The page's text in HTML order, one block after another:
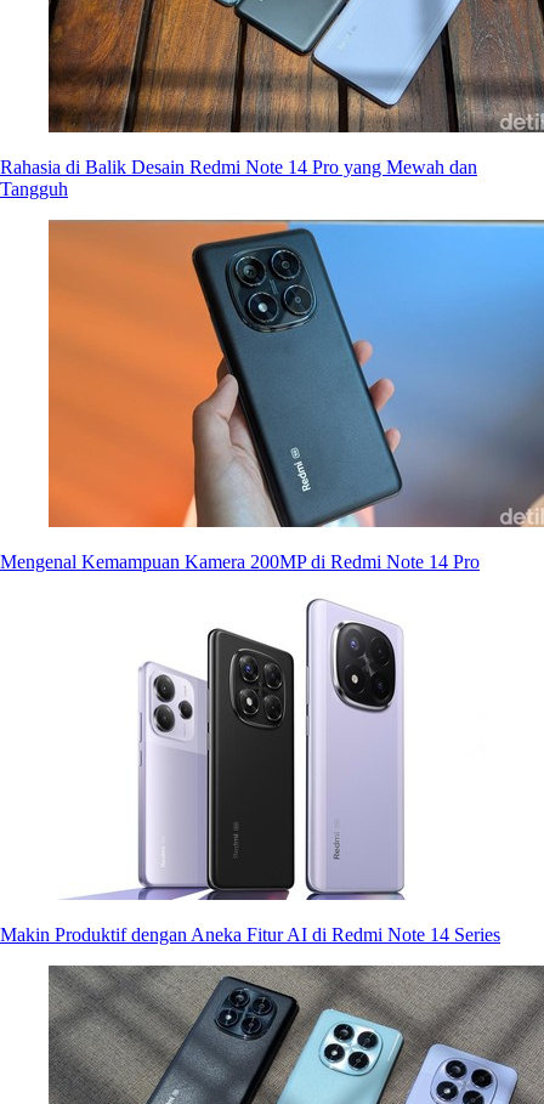
Rahasia di Balik Desain Redmi Note 14 Pro yang Mewah dan
Tangguh
Mengenal Kemampuan Kamera 200MP di Redmi Note 14 Pro
Makin Produktif dengan Aneka Fitur AI di Redmi Note 14 Series